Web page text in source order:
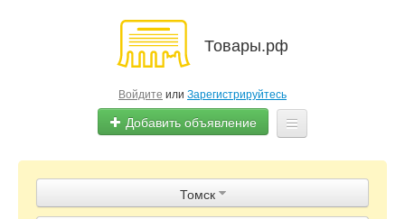
Товары.рф
Войдите или Зарегистрируйтесь
Добавить объявление
Объявления
Томск